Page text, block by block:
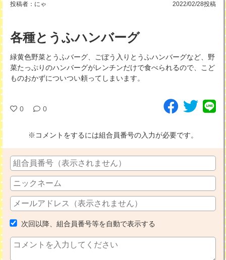
投稿者： にゃ 2022/02/28投稿
各種とうふハンバーグ
緑黄色野菜とうふバーグ、ごぼう入りとうふハンバーグなど、野
菜たっぷりのハンバーグがレンチンだけで食べられるので、こど
ものおかずについつい頼ってしまいます。
0 0
※コメントをするには組合員番号の入力が必要です。
次回以降、組合員番号等を自動で表示する